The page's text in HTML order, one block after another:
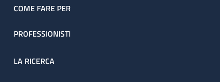
COME FARE PER
PROFESSIONISTI
LA RICERCA